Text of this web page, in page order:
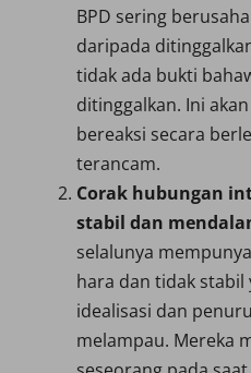
BPD sering
daripada
tidak ada bukti
ditinggalkan. Ini
bereaksi secara
terancam.
Corak hubungan
stabil dan
selalunya
hara dan tidak stabil
idealisasi dan
melampau. Mereka